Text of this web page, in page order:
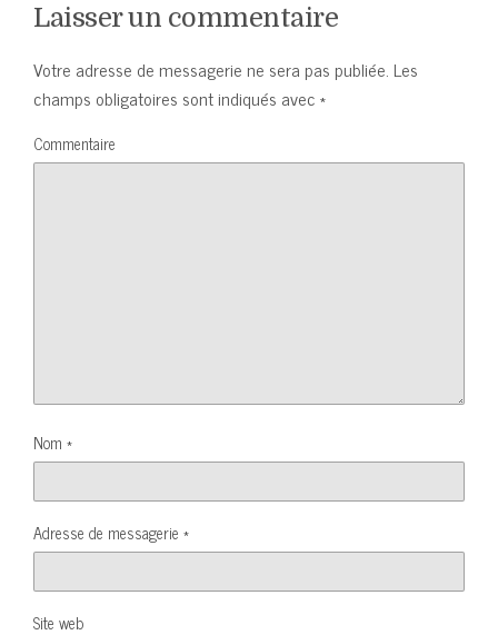
Laisser un commentaire
Votre adresse de messagerie ne sera pas publiée. Les
champs obligatoires sont indiqués avec*
Commentaire
Nom *
Adresse de messagerie *
Site web